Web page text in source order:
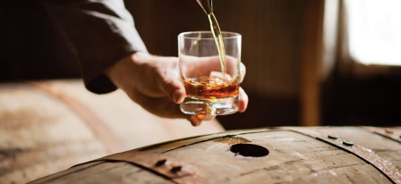
Články
TV Program
Škola vaření